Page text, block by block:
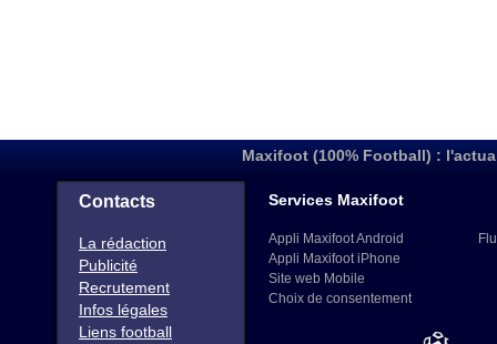
Maxifoot (100% Football) :
Contacts
La rédaction
Publicité
Recrutement
Infos légales
Liens football
Services Maxifoot
Appli Maxifoot Android
Appli Maxifoot iPhone
Site web Mobile
Choix de consentement